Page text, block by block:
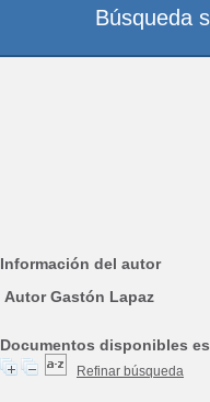
Información del autor
Autor Gastón Lapaz
Documentos disponibles
Refinar búsqueda
Búsqueda